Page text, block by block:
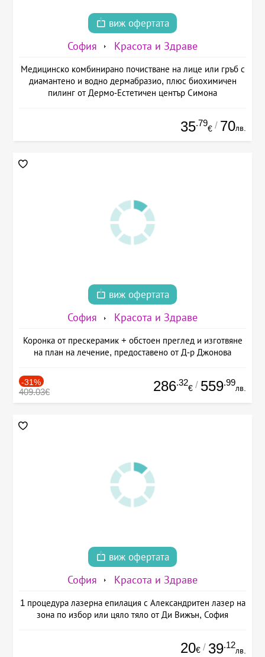
виж офертата
София Красота и Здраве
Медицинско комбинирано почистване на лице или гръб с
диамантено и водно дермабразио, плюс биохимичен
пилинг от Дермо-Естетичен център Симона
35.79
€ / 70лв.
виж офертата
София Красота и Здраве
Коронка от прескерамик + обстоен преглед и изготвяне
на план на лечение, предоставено от Д-р Джонова
-31%
409.03€ 286.32
€ / 559.99
лв.
виж офертата
София Красота и Здраве
1 процедура лазерна епилация с Александритен лазер на
зона по избор или цяло тяло от Ди Вижън, София
20€ / 39.12
лв.